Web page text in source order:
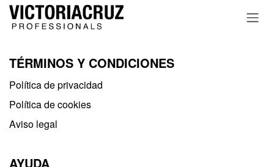
Ir al contenido
TÉRMINOS Y CONDICIONES
Política de privacidad​
Política de cookies
Aviso legal
AYUDA